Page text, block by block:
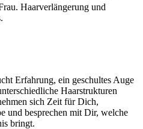
Erfahrung, ein geschultes Auge
Haarstrukturen
sich Zeit für Dich,
und besprechen mit Dir, welche
bringt.